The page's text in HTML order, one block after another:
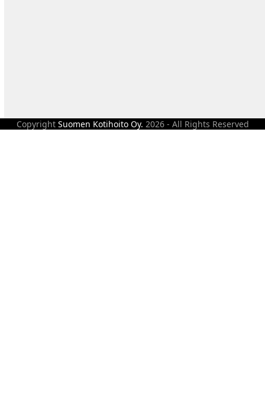
Copyright Suomen Kotihoito Oy. 2026 - All Rights Reserved